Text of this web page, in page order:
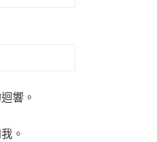
響。
。